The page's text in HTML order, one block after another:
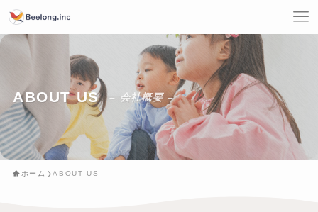
ABOUT US – 会社概要 –
ホーム ABOUT US